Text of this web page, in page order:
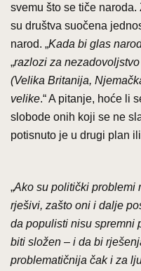
svemu što se tiče
su društva suočena
narod. „Kada bi glas
„razlozi za
(Velika Britanija,
velike.“ A pitanje, hoće li
slobode onih koji se ne
potisnuto je u drugi plan
„Ako su politički problemi
rješivi, zašto oni i dalje
da populisti nisu spremni
biti složen – i da bi
problematičnija čak i za